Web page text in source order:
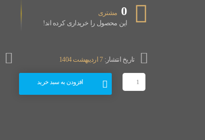
0 مشتری
این محصول را خریداری کرده اند!
تاریخ انتشار:7 اردیبهشت 1404
افزودن به سبد خرید